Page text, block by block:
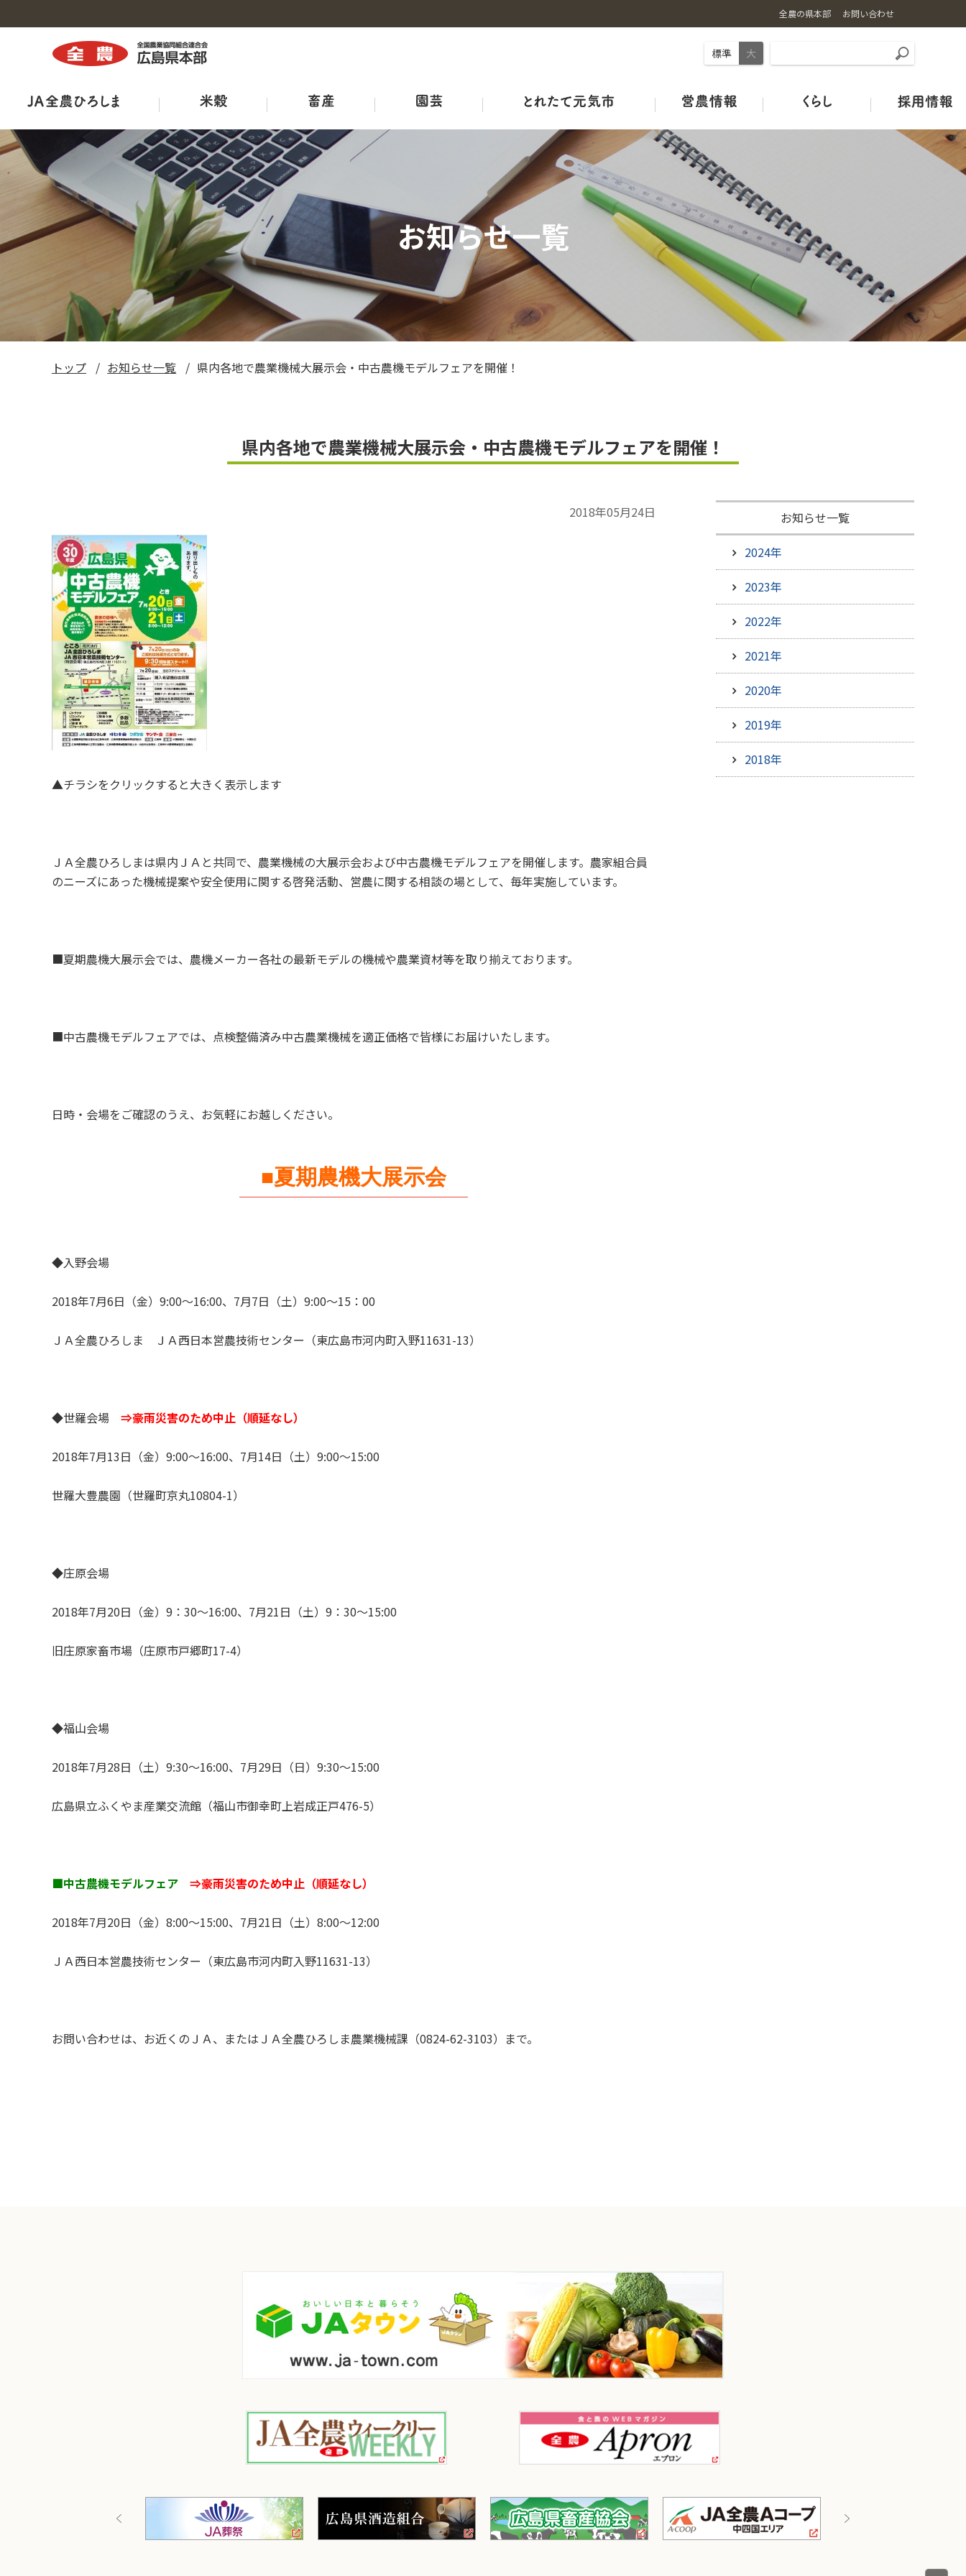
全農の県本部 お問い合わせ
標準 大
事業内容
組織図・事務所・事業所一覧 耕畜連携・資源循環ブランド３－Ｒ オフィシャルSNSのご紹介
お米の基礎知識
商品紹介 広島の酒米
工場・施設 品質管理室 特別栽培米ガイドライン
特栽ガイドライン（ＪＡ別） 生産者の皆さまへ お米の宅配便
TVCM 広島県産応援登録制度 【お米の通販はこちらから】
い～ねくん公式LINEスタンプ ＪＡお米のアンバサダー ひろしま米はひろしま愛プロジェクト
ギュギュ～と広島和牛
広島県三次家畜市場案内 鶏卵
鶏卵市況 HACCP取組状況
旬のカレンダー
ひろしま菜‘ｓ ひろしま野菜の産地マップ 青果市場カレンダー
出荷規格表
店舗情報
出店販売 みのりみのるプロジェクト
ＪＡタウン
土づくり
全農ひろしま型ハウスについて ＪＡグリーン店舗
産直市マッチングシステムＴＯＲＥＪＡ アグリサミット2025 中古農機マッチングシステムRe:Boonリブーン
ＪＡタウン
ＪＡ－ＳＳ ＪＡクミアイプロパン
ＪＡくらしの宅配便 お知らせ一覧
トップ お知らせ一覧 県内各地で農業機械大展示会・中古農機モデルフェアを開催！
県内各地で農業機械大展示会・中古農機モデルフェアを開催！
2018年05月24日
▲チラシをクリックすると大きく表示します
ＪＡ全農ひろしまは県内ＪＡと共同で、農業機械の大展示会および中古農機モデルフェアを開催します。農家組合員
のニーズにあった機械提案や安全使用に関する啓発活動、営農に関する相談の場として、毎年実施しています。
■夏期農機大展示会では、農機メーカー各社の最新モデルの機械や農業資材等を取り揃えております。
■中古農機モデルフェアでは、点検整備済み中古農業機械を適正価格で皆様にお届けいたします。
日時・会場をご確認のうえ、お気軽にお越しください。
■夏期農機大展示会
◆入野会場
2018年7月6日（金）9:00～16:00、7月7日（土）9:00～15：00
ＪＡ全農ひろしま ＪＡ西日本営農技術センター（東広島市河内町入野11631-13）
◆世羅会場 ⇒豪雨災害のため中止（順延なし）
2018年7月13日（金）9:00～16:00、7月14日（土）9:00～15:00
世羅大豊農園（世羅町京丸10804-1）
◆庄原会場
2018年7月20日（金）9：30～16:00、7月21日（土）9：30～15:00
旧庄原家畜市場（庄原市戸郷町17-4）
◆福山会場
2018年7月28日（土）9:30～16:00、7月29日（日）9:30～15:00
広島県立ふくやま産業交流館（福山市御幸町上岩成正戸476-5）
■中古農機モデルフェア ⇒豪雨災害のため中止（順延なし）
2018年7月20日（金）8:00～15:00、7月21日（土）8:00～12:00
ＪＡ西日本営農技術センター（東広島市河内町入野11631-13）
お問い合わせは、お近くのＪＡ、またはＪＡ全農ひろしま農業機械課（0824-62-3103）まで。
お知らせ一覧
2024年
2023年
2022年
2021年
2020年
2019年
2018年